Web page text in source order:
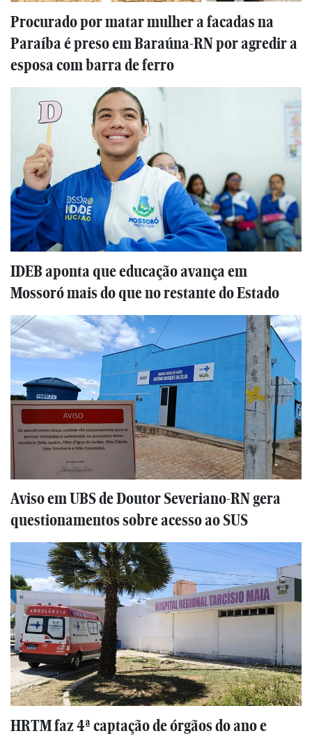
Procurado por matar mulher a facadas na
Paraíba é preso em Baraúna-RN por agredir a
esposa com barra de ferro
IDEB aponta que educação avança em
Mossoró mais do que no restante do Estado
Aviso em UBS de Doutor Severiano-RN gera
questionamentos sobre acesso ao SUS
HRTM faz 4ª captação de órgãos do ano e